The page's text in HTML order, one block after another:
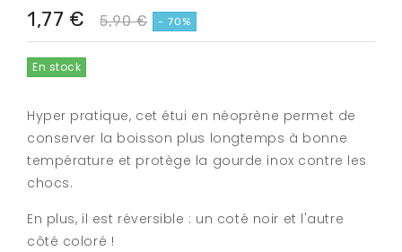
1,77 € 5,90 € - 70%
En stock
Hyper pratique, cet étui en néoprène permet de
conserver la boisson plus longtemps à bonne
température et protège la gourde inox contre les
chocs.
En plus, il est réversible : un coté noir et l'autre
côté coloré !